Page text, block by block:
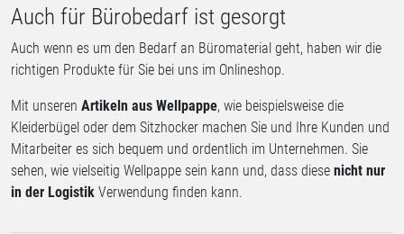
Auch für Bürobedarf ist gesorgt
Auch wenn es um den Bedarf an Büromaterial geht, haben wir die
richtigen Produkte für Sie bei uns im Onlineshop.
Mit unseren Artikeln aus Wellpappe, wie beispielsweise die
Kleiderbügel oder dem Sitzhocker machen Sie und Ihre Kunden und
Mitarbeiter es sich bequem und ordentlich im Unternehmen. Sie
sehen, wie vielseitig Wellpappe sein kann und, dass diese nicht nur
in der Logistik Verwendung finden kann.